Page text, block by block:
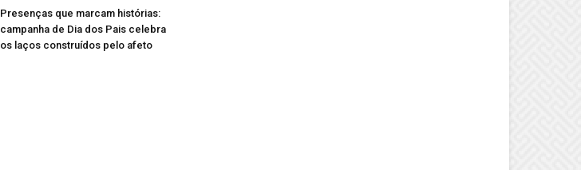
Presenças que marcam histórias:
campanha de Dia dos Pais celebra
os laços construídos pelo afeto